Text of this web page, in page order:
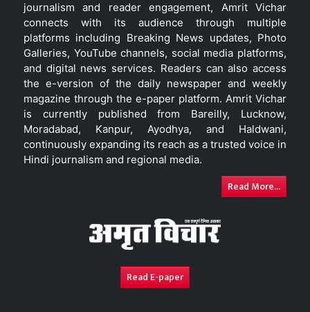
journalism and reader engagement, Amrit Vichar
connects with its audience through multiple
platforms including Breaking News updates, Photo
Galleries, YouTube channels, social media platforms,
and digital news services. Readers can also access
the e-version of the daily newspaper and weekly
magazine through the e-paper platform. Amrit Vichar
is currently published from Bareilly, Lucknow,
Moradabad, Kanpur, Ayodhya, and Haldwani,
continuously expanding its reach as a trusted voice in
Hindi journalism and regional media.
Read More...
Read E-paper